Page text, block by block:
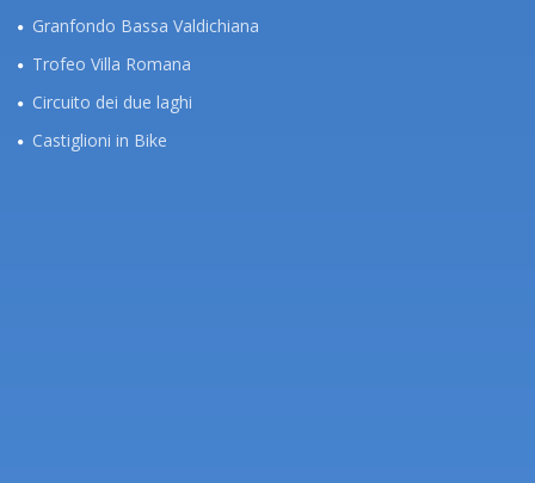
Granfondo Bassa Valdichiana
Trofeo Villa Romana
Circuito dei due laghi
Castiglioni in Bike